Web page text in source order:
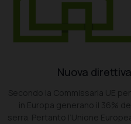
Nuova
Secondo la Commissaria UE
in Europa generano il 36%
serra. Pertanto l’Unione